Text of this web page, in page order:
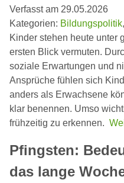
Verfasst am 29.05.2026
Kategorien: Bildungspolitik,
Kinder stehen heute unter
ersten Blick vermuten.
soziale Erwartungen und
Ansprüche fühlen sich
anders als Erwachsene
klar benennen. Umso
frühzeitig zu erkennen.
Pfingsten:
das lange